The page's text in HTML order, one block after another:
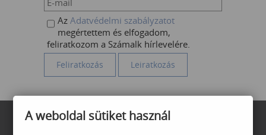
Az Adatvédelmi szabályzatot
megértettem és elfogadom,
feliratkozom a Számalk hírlevelére.
A weboldal sütiket használ